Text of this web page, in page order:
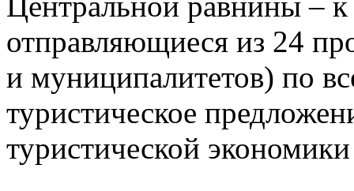
отправляющиеся из 24
и муниципалитетов) по
туристическое
туристической